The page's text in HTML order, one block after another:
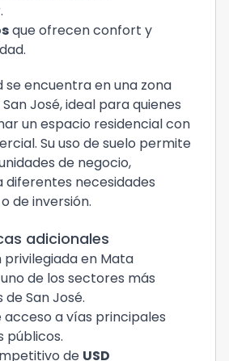
que ofrecen confort y
se encuentra en una zona
José, ideal para quienes
un espacio residencial con
Su uso de suelo permite
de negocio,
diferentes necesidades
de inversión.
adicionales
privilegiada en Mata
de los sectores más
San José.
acceso a vías principales
públicos.
de USD